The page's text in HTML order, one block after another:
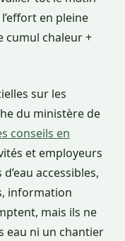
en pleine
cumul chaleur +
sur les
du ministère de
conseils en
et employeurs
accessibles,
information
mais ils ne
eau ni un chantier